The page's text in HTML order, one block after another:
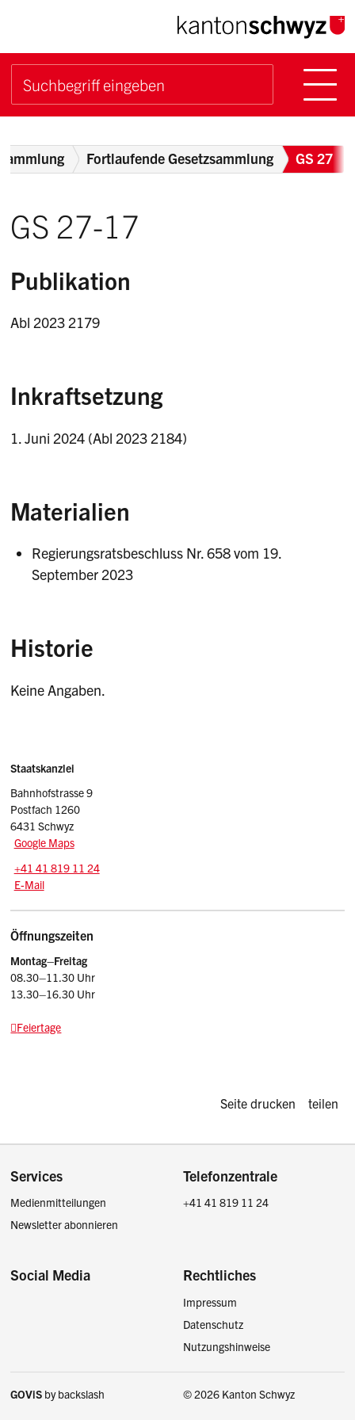
Navigieren im Kanton
Schnellnavigation
Suchbegriff
Breadcrumb
Fortlaufende Gesetzsammlung GS 27
GS 27-17
Publikation
Abl 2023 2179
Inkraftsetzung
1. Juni 2024 (Abl 2023 2184)
Materialien
Regierungsratsbeschluss Nr. 658 vom 19.
September 2023
Historie
Keine Angaben.
Sidebar
Adresse
Staatskanzlei
Bahnhofstrasse 9
Postfach 1260
6431 Schwyz
Google Maps
Tel.:
+41 41 819 11 24
E-Mail: srsz
E-Mail
Öffnungszeiten
Montag–Freitag
08.30–11.30 Uhr
13.30–16.30 Uhr
Feiertage
Diese Seite
Seite drucken teilen
Footer
Services
Medienmitteilungen
Newsletter abonnieren
Telefonzentrale
+41 41 819 11 24
Social Media Rechtliches
Impressum
Datenschutz
Nutzungshinweise
GOViS bybackslash © 2026 Kanton Schwyz